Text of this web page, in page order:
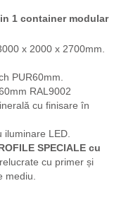
1 container modular
x 2000 x 2700mm.
PUR60mm.
RAL9002
cu finisare în
LED.
SPECIALE cu
cu primer și
mediu.